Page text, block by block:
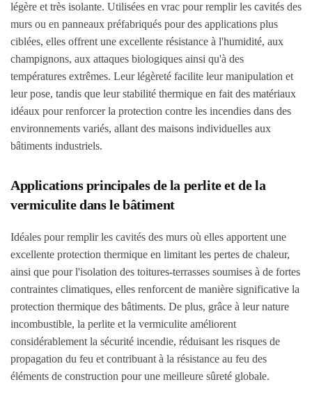
légère et très isolante. Utilisées en vrac pour remplir les cavités des
murs ou en panneaux préfabriqués pour des applications plus
ciblées, elles offrent une excellente résistance à l'humidité, aux
champignons, aux attaques biologiques ainsi qu'à des
températures extrêmes. Leur légèreté facilite leur manipulation et
leur pose, tandis que leur stabilité thermique en fait des matériaux
idéaux pour renforcer la protection contre les incendies dans des
environnements variés, allant des maisons individuelles aux
bâtiments industriels.
Applications principales de la perlite et de la
vermiculite dans le bâtiment
Idéales pour remplir les cavités des murs où elles apportent une
excellente protection thermique en limitant les pertes de chaleur,
ainsi que pour l'isolation des toitures-terrasses soumises à de fortes
contraintes climatiques, elles renforcent de manière significative la
protection thermique des bâtiments. De plus, grâce à leur nature
incombustible, la perlite et la vermiculite améliorent
considérablement la sécurité incendie, réduisant les risques de
propagation du feu et contribuant à la résistance au feu des
éléments de construction pour une meilleure sûreté globale.